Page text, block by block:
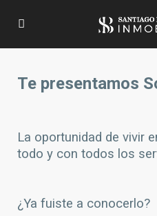
Te presentamos
La oportunidad de vivir
todo y con todos los
¿Ya fuiste a conocerlo?